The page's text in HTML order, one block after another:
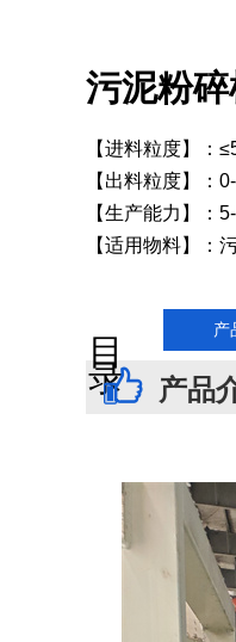
污泥粉
【进料粒度】：
【出料粒度】：
【生产能力】：
【适用物料】：
目录 产
产品